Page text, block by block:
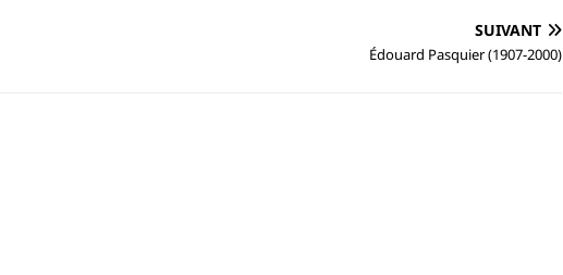
SUIVANT
Édouard Pasquier (1907-2000)